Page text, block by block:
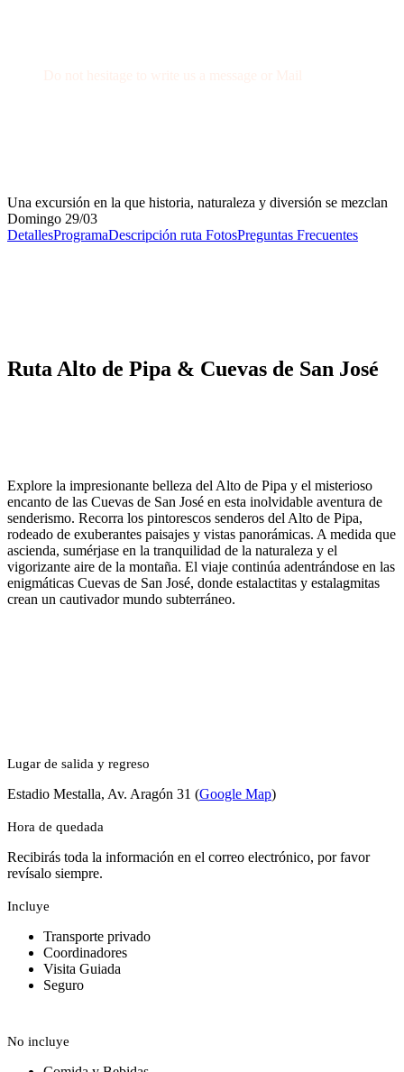
Una excursión en la que historia, naturaleza y diversión se mezclan
Domingo 29/03
DetallesProgramaDescripción ruta FotosPreguntas Frecuentes
Ruta Alto de Pipa & Cuevas de San José
Explore la impresionante belleza del Alto de Pipa y el misterioso
encanto de las Cuevas de San José en esta inolvidable aventura de
senderismo. Recorra los pintorescos senderos del Alto de Pipa,
rodeado de exuberantes paisajes y vistas panorámicas. A medida que
ascienda, sumérjase en la tranquilidad de la naturaleza y el
vigorizante aire de la montaña. El viaje continúa adentrándose en las
enigmáticas Cuevas de San José, donde estalactitas y estalagmitas
crean un cautivador mundo subterráneo.
Lugar de salida y regreso
Estadio Mestalla, Av. Aragón 31 (Google Map)
Hora de quedada
Recibirás toda la información en el correo electrónico, por favor
revísalo siempre.
Incluye
Transporte privado
Coordinadores
Visita Guiada
Seguro
No incluye